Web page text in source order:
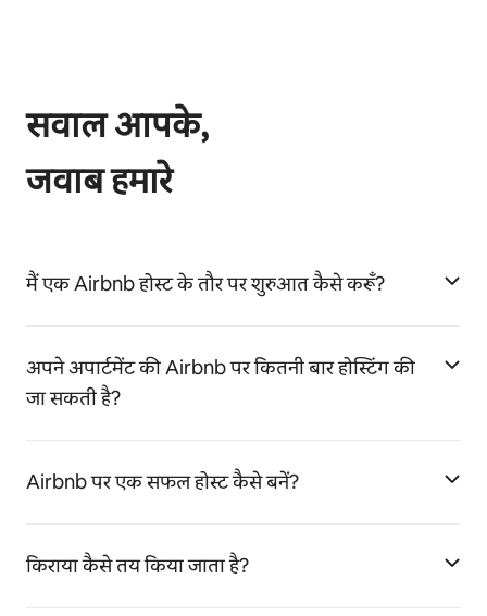
सवाल आपके,
जवाब हमारे
मैं एक Airbnb होस्ट के तौर पर शुरुआत कैसे करूँ?
अपने अपार्टमेंट की Airbnb पर कितनी बार होस्टिंग की
जा सकती है?
Airbnb पर एक सफल होस्ट कैसे बनें?
किराया कैसे तय किया जाता है?